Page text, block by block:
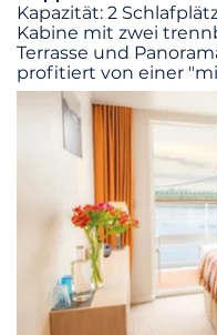
Kapazität: 2
Kabine mit zwei
Terrasse und
profitiert von einer